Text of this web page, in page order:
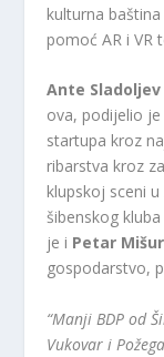
kulturna
pomoć AR i VR
Ante Sladoljev
ova, podijelio
startupa kroz
ribarstva kroz
klupskoj sceni u
šibenskog
je i Petar
gospodarstvo,
“Manji BDP od
Vukovar i